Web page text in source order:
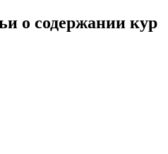
о содержании кур